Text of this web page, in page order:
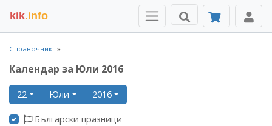
kik.info
Справочник
Календар за Юли 2016
22 Юли 2016
Български празници